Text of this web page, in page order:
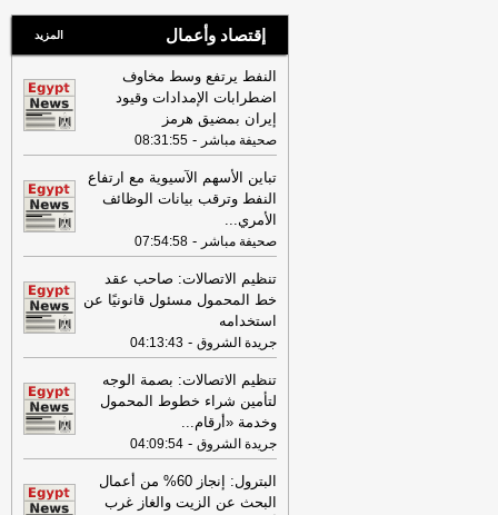
إقتصاد وأعمال المزيد
النفط يرتفع وسط مخاوف
اضطرابات الإمدادات وقيود
إيران بمضيق هرمز
صحيفة مباشر -
08:31:55
تباين الأسهم الآسيوية مع ارتفاع
النفط وترقب بيانات الوظائف
الأمري...
صحيفة مباشر -
07:54:58
تنظيم الاتصالات: صاحب عقد
خط المحمول مسئول قانونيًا عن
استخدامه
جريدة الشروق -
04:13:43
تنظيم الاتصالات: بصمة الوجه
لتأمين شراء خطوط المحمول
وخدمة «أرقام...
جريدة الشروق -
04:09:54
البترول: إنجاز 60% من أعمال
البحث عن الزيت والغاز غرب